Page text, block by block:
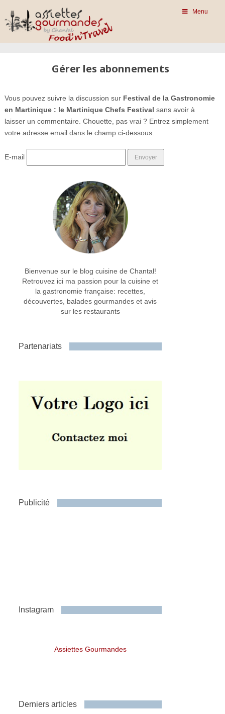
Menu
Gérer les abonnements
Vous pouvez suivre la discussion sur Festival de la Gastronomie
en Martinique : le Martinique Chefs Festival sans avoir à
laisser un commentaire. Chouette, pas vrai ? Entrez simplement
votre adresse email dans le champ ci-dessous.
E-mail
Bienvenue sur le blog cuisine de Chantal!
Retrouvez ici ma passion pour la cuisine et
la gastronomie française: recettes,
découvertes, balades gourmandes et avis
sur les restaurants
Partenariats
Publicité
Instagram
Assiettes Gourmandes
Derniers articles